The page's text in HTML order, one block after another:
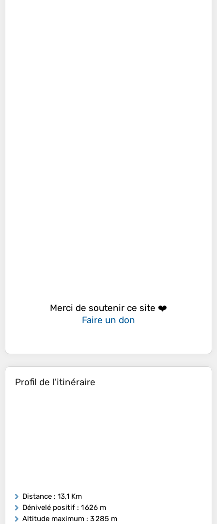
Merci de soutenir ce site ❤️
Faire un don
Profil de l'itinéraire
Distance : 13,1 Km
Dénivelé positif : 1 626 m
Altitude maximum : 3 285 m